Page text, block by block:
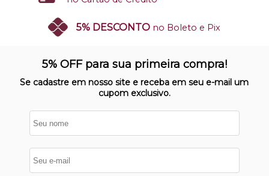
5% DESCONTO no Boleto e Pix
Nosso site opera em ambiente
protegido
5% OFF para sua primeira compra!
Se cadastre em nosso site e receba em seu e-mail um
cupom exclusivo.